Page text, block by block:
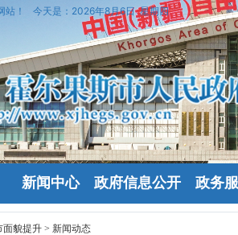
！ 今天是： 2026年8月6日 星期四
新闻中心 政府信息公开 政务
面貌提升 > 新闻动态